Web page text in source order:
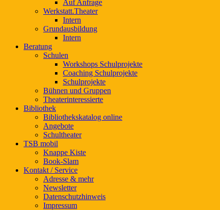
Auf Anfrage
Werkstatt.Theater
Intern
Grundausbildung
Intern
Beratung
Schulen
Workshops Schulprojekte
Coaching Schulprojekte
Schulprojekte
Bühnen und Gruppen
Theaterinteressierte
Bibliothek
Bibliothekskatalog online
Angebote
Schultheater
TSB mobil
Knappe Kiste
Book-Slam
Kontakt / Service
Adresse & mehr
Newsletter
Datenschutzhinweis
Impressum